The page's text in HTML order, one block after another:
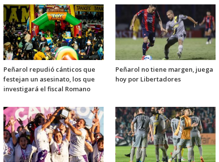
Peñarol repudió cánticos que
festejan un asesinato, los que
investigará el fiscal Romano
Peñarol no tiene margen, juega
hoy por Libertadores